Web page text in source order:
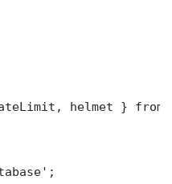
helmet } from